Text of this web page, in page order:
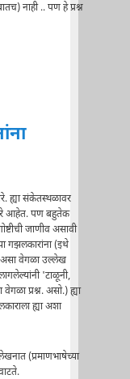
नाही .. पण हे प्रश्न
ह्या संकेतस्थळावर
आहेत. पण बहुतेक
जाणीव असावी
गझलकारांना (इथे
असा वेगळा उल्लेख
'टाळूनी,
प्रश्न. असो.) ह्या
ह्या अशा
(प्रमाणभाषेच्या